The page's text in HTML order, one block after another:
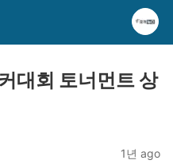
대회 토너먼트 상
1년 ago